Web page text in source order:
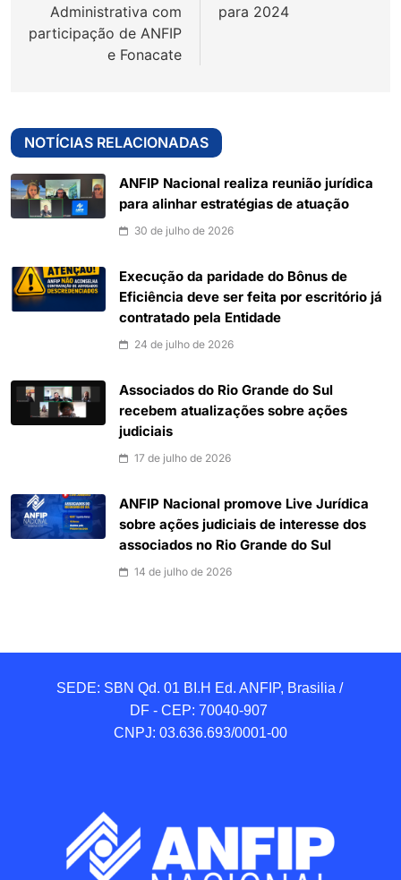
Administrativa com
participação de ANFIP
e Fonacate
para 2024
NOTÍCIAS RELACIONADAS
ANFIP Nacional realiza reunião jurídica
para alinhar estratégias de atuação
30 de julho de 2026
Execução da paridade do Bônus de
Eficiência deve ser feita por escritório já
contratado pela Entidade
24 de julho de 2026
Associados do Rio Grande do Sul
recebem atualizações sobre ações
judiciais
17 de julho de 2026
ANFIP Nacional promove Live Jurídica
sobre ações judiciais de interesse dos
associados no Rio Grande do Sul
14 de julho de 2026
SEDE: SBN Qd. 01 BI.H Ed. ANFIP, Brasilia /
DF - CEP: 70040-907
CNPJ: 03.636.693/0001-00